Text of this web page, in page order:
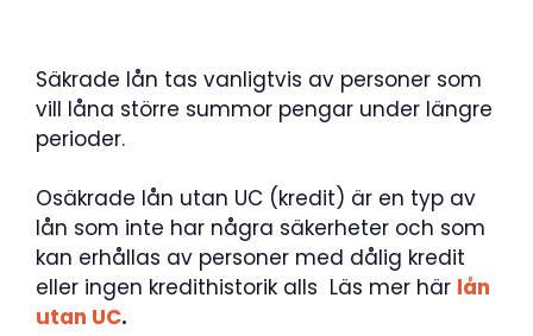
Säkrade lån tas vanligtvis av personer som
vill låna större summor pengar under längre
perioder.
Osäkrade lån utan UC (kredit) är en typ av
lån som inte har några säkerheter och som
kan erhållas av personer med dålig kredit
eller ingen kredithistorik alls Läs mer här lån
utan UC.